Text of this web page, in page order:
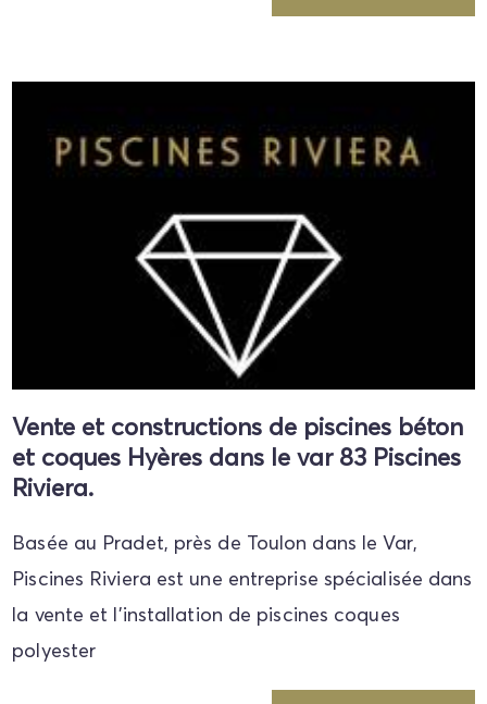
Vente et constructions de piscines béton
et coques Hyères dans le var 83 Piscines
Riviera.
Basée au Pradet, près de Toulon dans le Var,
Piscines Riviera est une entreprise spécialisée dans
la vente et l'installation de piscines coques
polyester